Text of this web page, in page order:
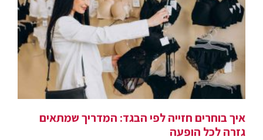
איך בוחרים חזייה לפי הבגד: המדריך שמתאים
גזרה לכל הופעה